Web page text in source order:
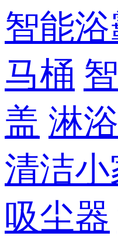
智能浴
马桶
盖 淋
清洁
吸尘器